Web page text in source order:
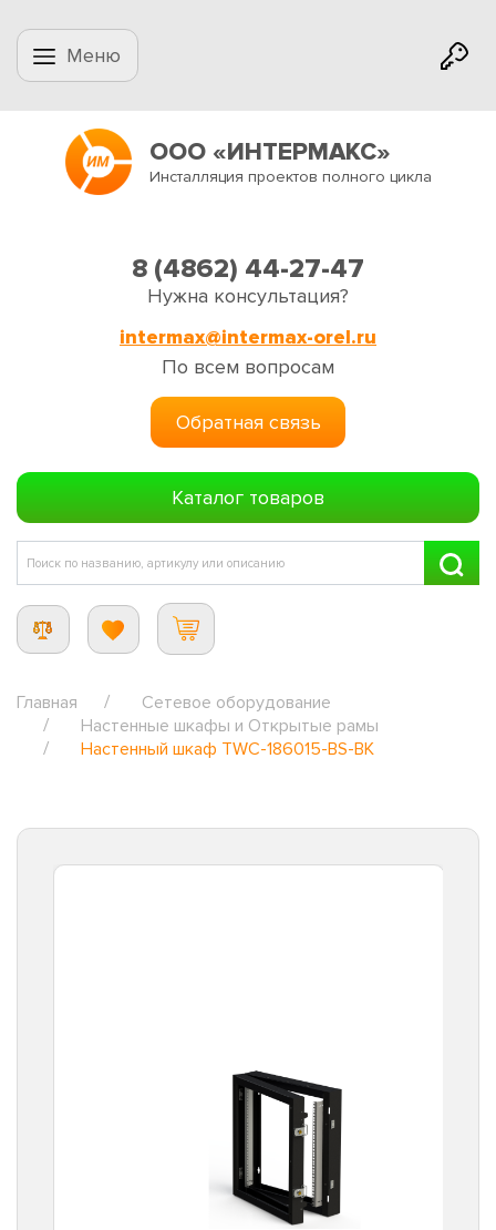
Меню
ООО «ИНТЕРМАКС»
Инсталляция проектов полного цикла
8 (4862) 44-27-47
Нужна консультация?
intermax@intermax-orel.ru
По всем вопросам
Обратная связь
Каталог товаров
Главная
Сетевое оборудование
Настенные шкафы и Открытые рамы
Настенный шкаф TWC-186015-BS-BK